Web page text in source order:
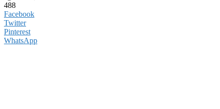
488
Facebook
Twitter
Pinterest
WhatsApp